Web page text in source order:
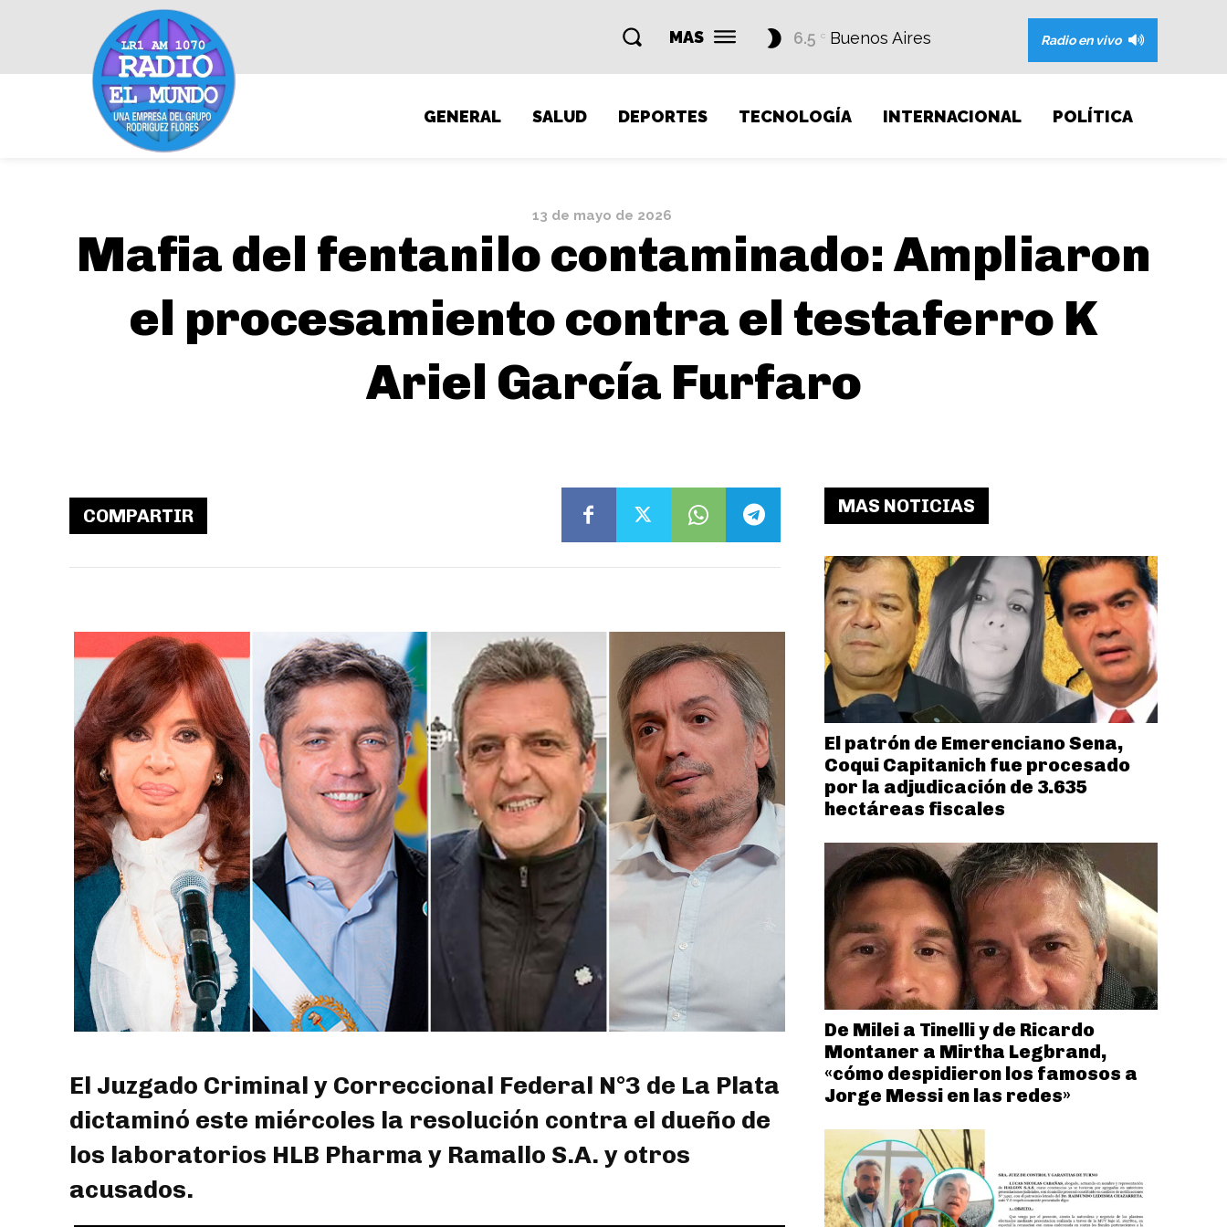
MAS 6.5 C Buenos Aires Radio en vivo
GENERAL SALUD DEPORTES TECNOLOGÍA INTERNACIONAL POLÍTICA
13 de mayo de 2026
Mafia del fentanilo contaminado: Ampliaron
el procesamiento contra el testaferro K
Ariel García Furfaro
COMPARTIR
El Juzgado Criminal y Correccional Federal N°3 de La Plata
dictaminó este miércoles la resolución contra el dueño de
los laboratorios HLB Pharma y Ramallo S.A. y otros
acusados.
MAS NOTICIAS
El patrón de Emerenciano Sena,
Coqui Capitanich fue procesado
por la adjudicación de 3.635
hectáreas fiscales
De Milei a Tinelli y de Ricardo
Montaner a Mirtha Legbrand,
«cómo despidieron los famosos a
Jorge Messi en las redes»